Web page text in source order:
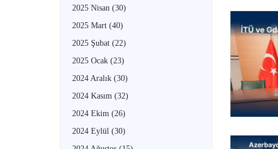
2025 Nisan (30)
2025 Mart (40)
2025 Şubat (22)
2025 Ocak (23)
2024 Aralık (30)
2024 Kasım (32)
2024 Ekim (26)
2024 Eylül (30)